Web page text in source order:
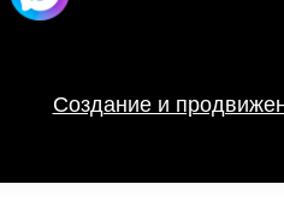
Создание и